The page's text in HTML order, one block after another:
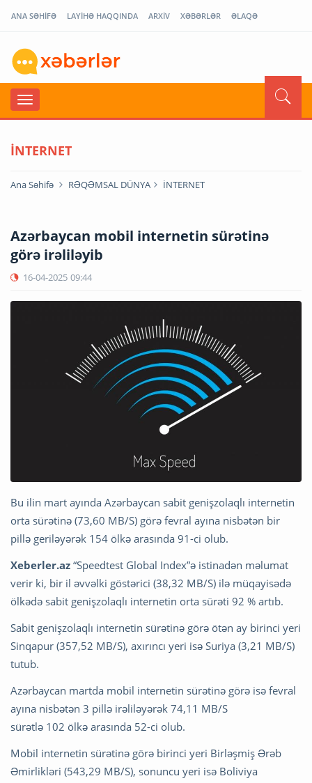
ANA SƏHİFƏ LAYİHƏ HAQQINDA ARXİV XƏBƏRLƏR ƏLAQƏ
İNTERNET
Ana Səhifə RƏQƏMSAL DÜNYA İNTERNET
Azərbaycan mobil internetin sürətinə
görə irəliləyib
16-04-2025 09:44
Bu ilin mart ayında Azərbaycan sabit genişzolaqlı internetin
orta sürətinə (73,60 MB/S) görə fevral ayına nisbətən bir
pillə geriləyərək 154 ölkə arasında 91-ci olub.
Xeberler.az “Speedtest Global Index”ə istinadən məlumat
verir ki, bir il əvvəlki göstərici (38,32 MB/S) ilə müqayisədə
ölkədə sabit genişzolaqlı internetin orta sürəti 92 % artıb.
Sabit genişzolaqlı internetin sürətinə görə ötən ay birinci yeri
Sinqapur (357,52 MB/S), axırıncı yeri isə Suriya (3,21 MB/S)
tutub.
Azərbaycan martda mobil internetin sürətinə görə isə fevral
ayına nisbətən 3 pillə irəliləyərək 74,11 MB/S
sürətlə 102 ölkə arasında 52-ci olub.
Mobil internetin sürətinə görə birinci yeri Birləşmiş Ərəb
Əmirlikləri (543,29 MB/S), sonuncu yeri isə Boliviya